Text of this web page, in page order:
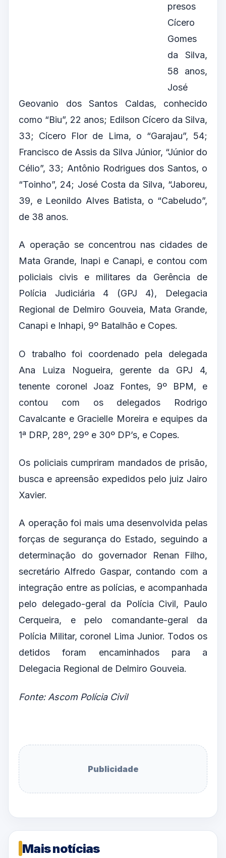
presos
Cícero
Gomes
da Silva,
58 anos,
José
Geovanio dos Santos Caldas, conhecido
como “Biu”, 22 anos; Edilson Cícero da Silva,
33; Cícero Flor de Lima, o “Garajau”, 54;
Francisco de Assis da Silva Júnior, “Júnior do
Célio”, 33; Antônio Rodrigues dos Santos, o
“Toinho”, 24; José Costa da Silva, “Jaboreu,
39, e Leonildo Alves Batista, o “Cabeludo”,
de 38 anos.
A operação se concentrou nas cidades de
Mata Grande, Inapi e Canapi, e contou com
policiais civis e militares da Gerência de
Polícia Judiciária 4 (GPJ 4), Delegacia
Regional de Delmiro Gouveia, Mata Grande,
Canapi e Inhapi, 9º Batalhão e Copes.
O trabalho foi coordenado pela delegada
Ana Luiza Nogueira, gerente da GPJ 4,
tenente coronel Joaz Fontes, 9º BPM, e
contou com os delegados Rodrigo
Cavalcante e Gracielle Moreira e equipes da
1ª DRP, 28º, 29º e 30º DP’s, e Copes.
Os policiais cumpriram mandados de prisão,
busca e apreensão expedidos pelo juiz Jairo
Xavier.
A operação foi mais uma desenvolvida pelas
forças de segurança do Estado, seguindo a
determinação do governador Renan Filho,
secretário Alfredo Gaspar, contando com a
integração entre as polícias, e acompanhada
pelo delegado-geral da Polícia Civil, Paulo
Cerqueira, e pelo comandante-geral da
Polícia Militar, coronel Lima Junior. Todos os
detidos foram encaminhados para a
Delegacia Regional de Delmiro Gouveia.
Fonte: Ascom Polícia Civil
Publicidade
Mais notícias